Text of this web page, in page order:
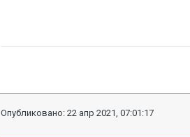
Опубликовано:22 апр 2021, 07:01:17